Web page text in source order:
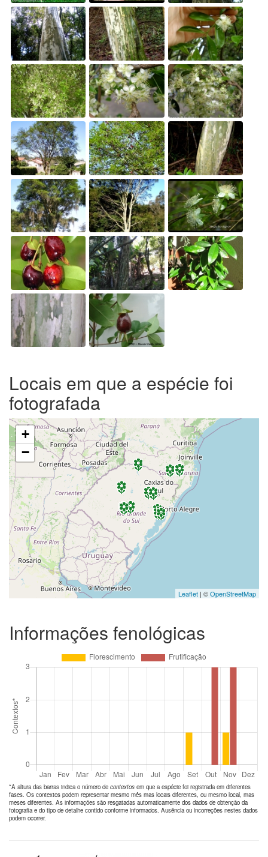
Locais em que a espécie foi
fotografada
+
−
Leaflet | ©OpenStreetMap
Informações fenológicas
*A altura das barras indica o número de contextos em que a espécie foi registrada em diferentes
fases. Os contextos podem representar mesmo mês mas locais diferentes, ou mesmo local, mas
meses diferentes. As informações são resgatadas automaticamente dos dados de obtenção da
fotografia e do tipo de detalhe contido conforme informados. Ausência ou incorreções nestes dados
podem ocorrer.